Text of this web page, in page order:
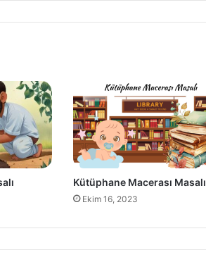
Kütüphane Macerası Masalı
Ekim 16, 2023